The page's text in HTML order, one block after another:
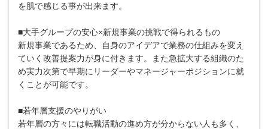
を肌で感じる事が出来ます。
■大手グループの安心×新規事業の挑戦で得られるもの
新規事業であるため、自身のアイデアで業務の仕組みを変え
ていく改善提案力が身に付きます。また急拡大する組織のた
め実力次第で早期にリーダーやマネージャーポジションに就
くことが可能です。
■若年層支援のやりがい
若年層の方々には転職活動の進め方が分からない人も多く、